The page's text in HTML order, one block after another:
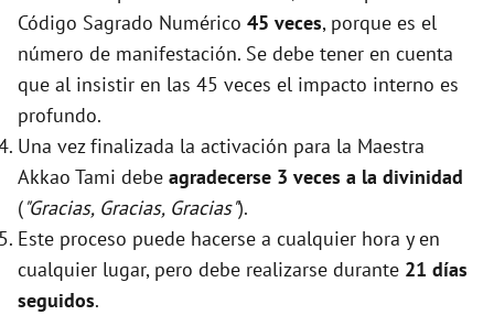
Código Sagrado Numérico 45 veces, porque es el
número de manifestación. Se debe tener en cuenta
que al insistir en las 45 veces el impacto interno es
profundo.
Una vez finalizada la activación para la Maestra
Akkao Tami debe agradecerse 3 veces a la divinidad
("Gracias, Gracias, Gracias").
Este proceso puede hacerse a cualquier hora y en
cualquier lugar, pero debe realizarse durante 21 días
seguidos.